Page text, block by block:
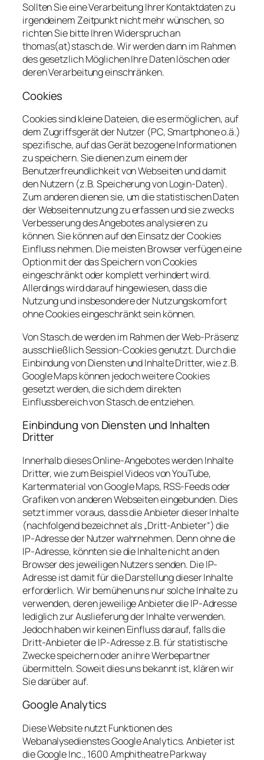
Sollten Sie eine Verarbeitung Ihrer Kontaktdaten zu
irgendeinem Zeitpunkt nicht mehr wünschen, so
richten Sie bitte Ihren Widerspruch an
thomas(at)stasch.de. Wir werden dann im Rahmen
des gesetzlich Möglichen Ihre Daten löschen oder
deren Verarbeitung einschränken.
Cookies
Cookies sind kleine Dateien, die es ermöglichen, auf
dem Zugriffsgerät der Nutzer (PC, Smartphone o.ä.)
spezifische, auf das Gerät bezogene Informationen
zu speichern. Sie dienen zum einem der
Benutzerfreundlichkeit von Webseiten und damit
den Nutzern (z.B. Speicherung von Login-Daten).
Zum anderen dienen sie, um die statistischen Daten
der Webseitennutzung zu erfassen und sie zwecks
Verbesserung des Angebotes analysieren zu
können. Sie können auf den Einsatz der Cookies
Einfluss nehmen. Die meisten Browser verfügen eine
Option mit der das Speichern von Cookies
eingeschränkt oder komplett verhindert wird.
Allerdings wird darauf hingewiesen, dass die
Nutzung und insbesondere der Nutzungskomfort
ohne Cookies eingeschränkt sein können.
Von Stasch.de werden im Rahmen der Web-Präsenz
ausschließlich Session-Cookies genutzt. Durch die
Einbindung von Diensten und Inhalte Dritter, wie z.B.
Google Maps können jedoch weitere Cookies
gesetzt werden, die sich dem direkten
Einflussbereich von Stasch.de entziehen.
Einbindung von Diensten und Inhalten
Dritter
Innerhalb dieses Online-Angebotes werden Inhalte
Dritter, wie zum Beispiel Videos von YouTube,
Kartenmaterial von Google Maps, RSS-Feeds oder
Grafiken von anderen Webseiten eingebunden. Dies
setzt immer voraus, dass die Anbieter dieser Inhalte
(nachfolgend bezeichnet als „Dritt-Anbieter“) die
IP-Adresse der Nutzer wahrnehmen. Denn ohne die
IP-Adresse, könnten sie die Inhalte nicht an den
Browser des jeweiligen Nutzers senden. Die IP-
Adresse ist damit für die Darstellung dieser Inhalte
erforderlich. Wir bemühen uns nur solche Inhalte zu
verwenden, deren jeweilige Anbieter die IP-Adresse
lediglich zur Auslieferung der Inhalte verwenden.
Jedoch haben wir keinen Einfluss darauf, falls die
Dritt-Anbieter die IP-Adresse z.B. für statistische
Zwecke speichern oder an ihre Werbepartner
übermitteln. Soweit dies uns bekannt ist, klären wir
Sie darüber auf.
Google Analytics
Diese Website nutzt Funktionen des
Webanalysedienstes Google Analytics. Anbieter ist
die Google Inc., 1600 Amphitheatre Parkway